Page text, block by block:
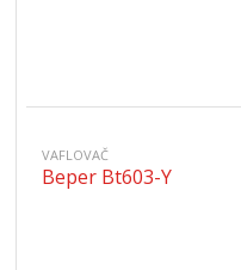
VAFLOVAČ
Beper Bt603-Y